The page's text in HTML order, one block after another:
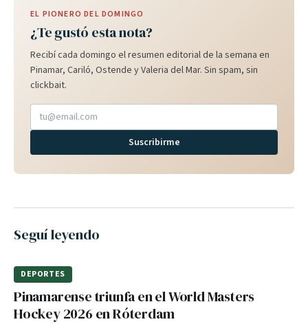
EL PIONERO DEL DOMINGO
¿Te gustó esta nota?
Recibí cada domingo el resumen editorial de la semana en
Pinamar, Cariló, Ostende y Valeria del Mar. Sin spam, sin
clickbait.
Suscribirme
Seguí leyendo
DEPORTES
Pinamarense triunfa en el World Masters
Hockey 2026 en Róterdam